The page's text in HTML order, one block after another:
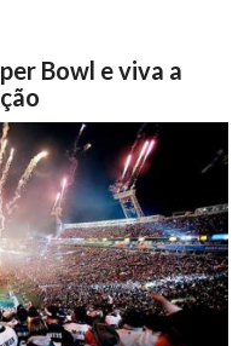
Bowl e viva a